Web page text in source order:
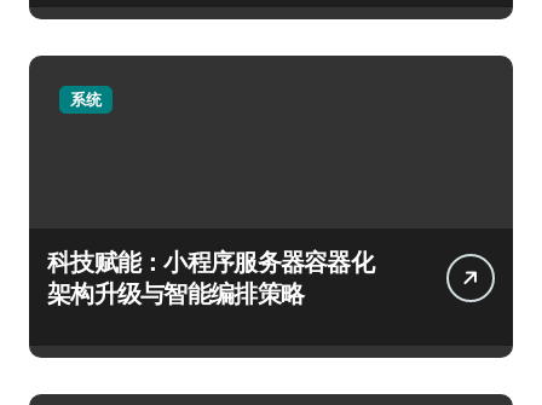
系统
科技赋能：小程序服务器容器化
架构升级与智能编排策略